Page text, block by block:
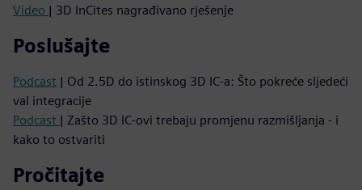
Video | 3D InCites nagrađivano rješenje
Poslušajte
Podcast | Od 2.5D do istinskog 3D IC-a: Što pokreće sljedeći
val integracije
Podcast | Zašto 3D IC-ovi trebaju promjenu razmišljanja - i
kako to ostvariti
Pročitajte